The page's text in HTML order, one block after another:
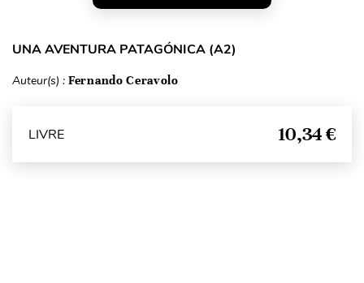
UNA AVENTURA PATAGÓNICA (A2)
Auteur(s) : Fernando Ceravolo
LIVRE 10,34 €